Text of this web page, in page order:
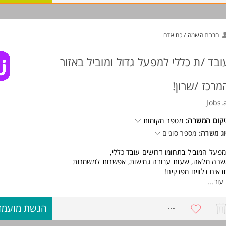
חברת השמה / כח אדם
/ת כללי למפעל גדול ומוביל באזור
/שרון!
המשרה: מספר מקומות
משרה: מספר סוגים
המוביל בתחומו דרושים עובד כללי,
מלאה, שעות עבודה גמישות, אפשרות למשמרות
נלווים מפנקים!
דרישות:
תנאים מעולים וסביבת עבודה נעימה וחדשנית
חובה זמינות לכל סוגי המשמרות.
עוד...
הגשת